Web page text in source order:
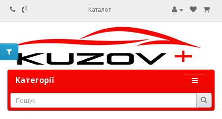
Каталог
Категорії